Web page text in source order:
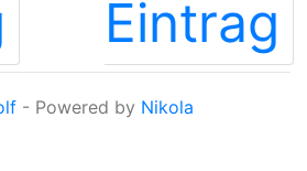
Eintrag
- Powered by Nikola